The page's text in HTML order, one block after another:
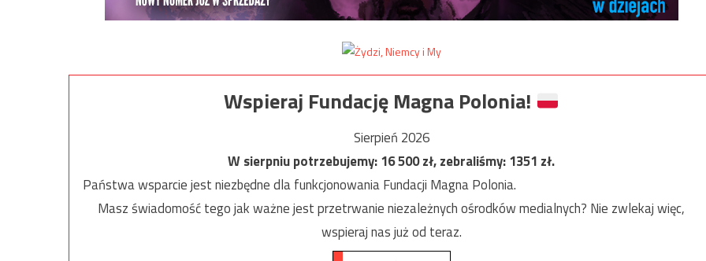
Wspieraj Fundację Magna Polonia!
Sierpień 2026
W sierpniu potrzebujemy:16 500zł, zebraliśmy:1351 zł.
Państwa wsparcie jest niezbędne dla funkcjonowania Fundacji Magna Polonia.
Masz świadomość tego jak ważne jest przetrwanie niezależnych ośrodków medialnych? Nie zwlekaj więc,
wspieraj nas już od teraz.